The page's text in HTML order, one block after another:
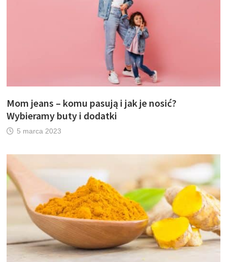
Mom jeans – komu pasują i jak je nosić?
Wybieramy buty i dodatki
5 marca 2023